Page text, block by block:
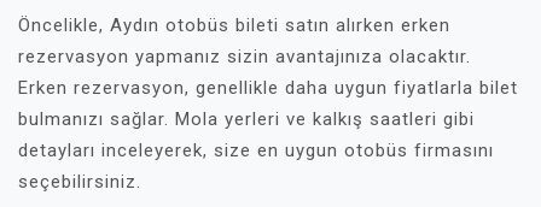
Öncelikle, Aydın otobüs bileti satın alırken erken
rezervasyon yapmanız sizin avantajınıza olacaktır.
Erken rezervasyon, genellikle daha uygun fiyatlarla bilet
bulmanızı sağlar. Mola yerleri ve kalkış saatleri gibi
detayları inceleyerek, size en uygun otobüs firmasını
seçebilirsiniz.